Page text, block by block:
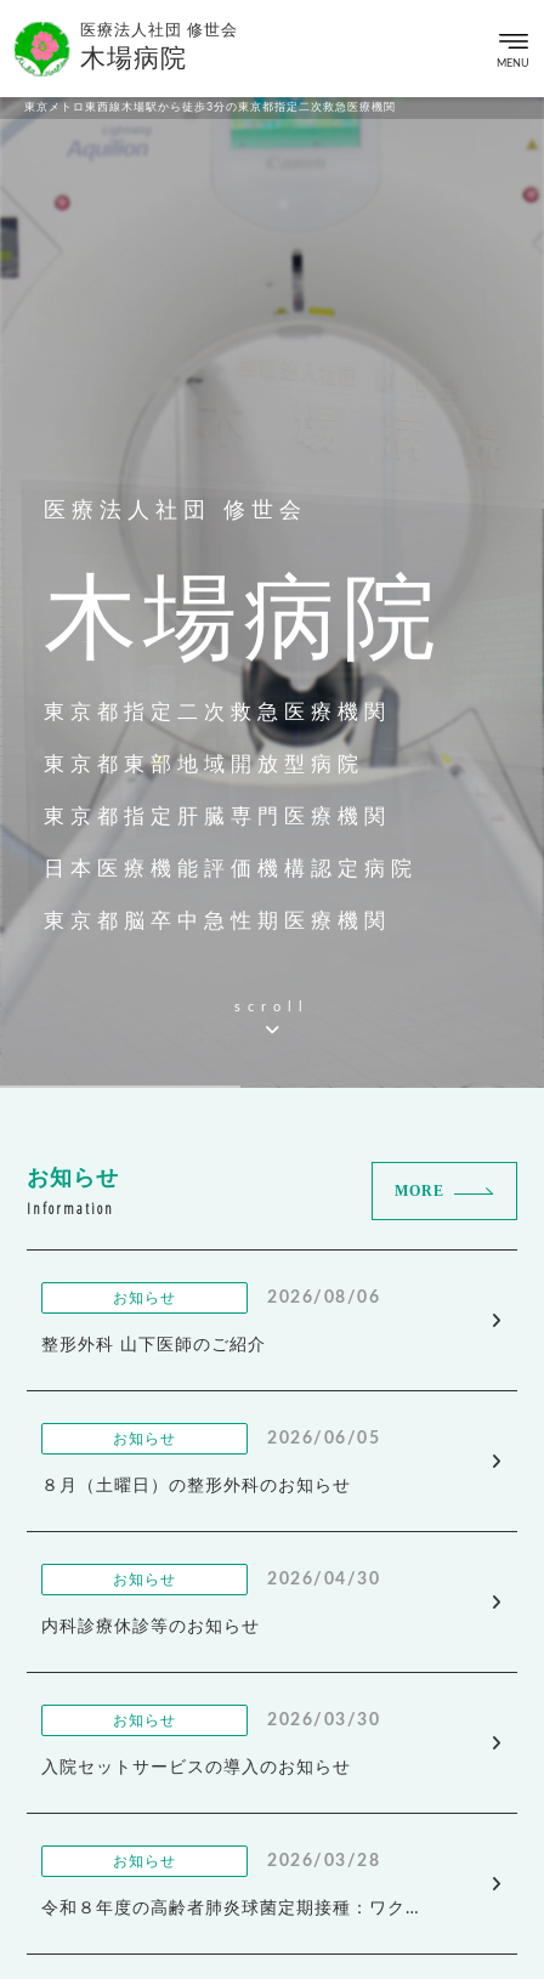
東京メトロ東西線木場駅から徒歩3分の東京都指定二次救急医療機関
医療法人社団 修世会
木場病院 MENU
医療法人社団 修世会
木場病院
東京都指定二次救急医療機関
東京都東部地域開放型病院
東京都指定肝臓専門医療機関
日本医療機能評価機構認定病院
東京都脳卒中急性期医療機関
scroll
お知らせ
Information
MORE
お知らせ 2026/08/06
整形外科 山下医師のご紹介
お知らせ 2026/06/05
８月（土曜日）の整形外科のお知らせ
お知らせ 2026/04/30
内科診療休診等のお知らせ
お知らせ 2026/03/30
入院セットサービスの導入のお知らせ
お知らせ 2026/03/28
令和８年度の高齢者肺炎球菌定期接種：ワク…